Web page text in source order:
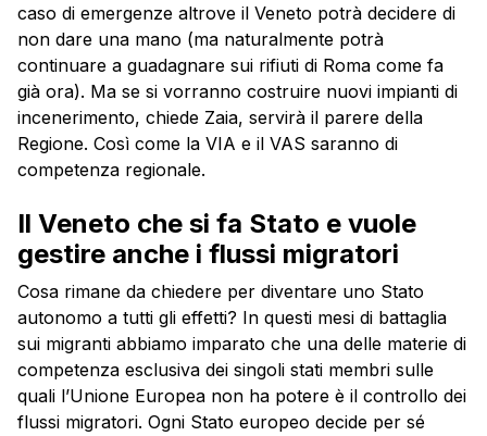
caso di emergenze altrove il Veneto potrà decidere di
non dare una mano (ma naturalmente potrà
continuare a guadagnare sui rifiuti di Roma come fa
già ora). Ma se si vorranno costruire nuovi impianti di
incenerimento, chiede Zaia, servirà il parere della
Regione. Così come la VIA e il VAS saranno di
competenza regionale.
Il Veneto che si fa Stato e vuole
gestire anche i flussi migratori
Cosa rimane da chiedere per diventare uno Stato
autonomo a tutti gli effetti? In questi mesi di battaglia
sui migranti abbiamo imparato che una delle materie di
competenza esclusiva dei singoli stati membri sulle
quali l’Unione Europea non ha potere è il controllo dei
flussi migratori. Ogni Stato europeo decide per sé